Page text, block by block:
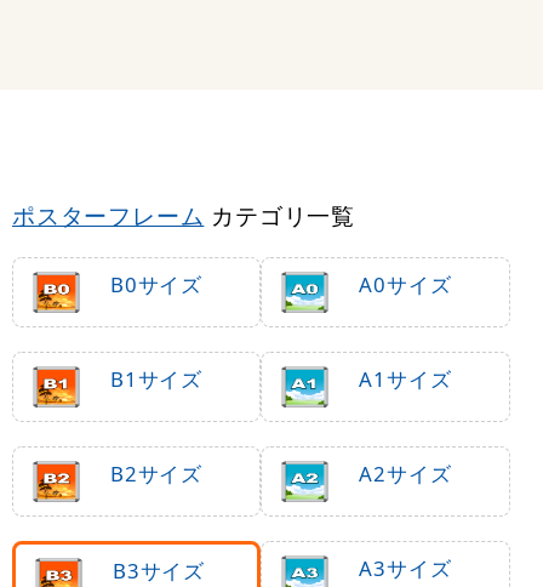
ポスターフレーム カテゴリ一覧
B0サイズ A0サイズ
B1サイズ A1サイズ
B2サイズ A2サイズ
B3サイズ A3サイズ